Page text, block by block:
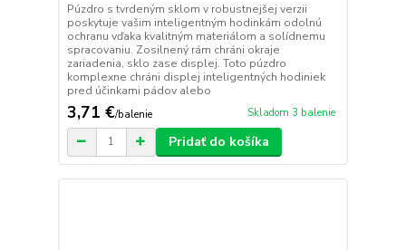
Púzdro s tvrdeným sklom v robustnejšej verzii
poskytuje vašim inteligentným hodinkám odolnú
ochranu vďaka kvalitným materiálom a solídnemu
spracovaniu. Zosilnený rám chráni okraje
zariadenia, sklo zase displej. Toto púzdro
komplexne chráni displej inteligentných hodiniek
pred účinkami pádov alebo
3,71 €/balenie Skladom 3 balenie
Pridať do košíka